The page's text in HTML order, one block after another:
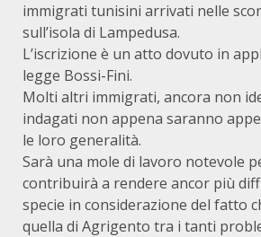
immigrati tunisini arrivati nelle
sull’isola di Lampedusa.
L’iscrizione è un atto dovuto in
legge Bossi-Fini.
Molti altri immigrati, ancora non
indagati non appena saranno
le loro generalità.
Sarà una mole di lavoro notevole
contribuirà a rendere ancor più
specie in considerazione del fatto
quella di Agrigento tra i tanti